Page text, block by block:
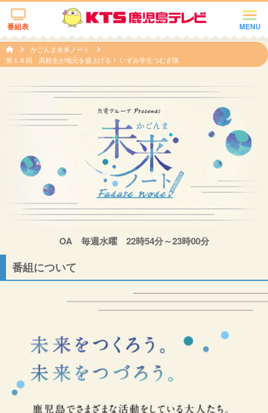
MENU
番組表
かごんま未来ノート
第１８回 高校生が地元を盛上げる！ いずみ学生つむぎ隊
OA 毎週水曜 22時54分～23時00分
番組について